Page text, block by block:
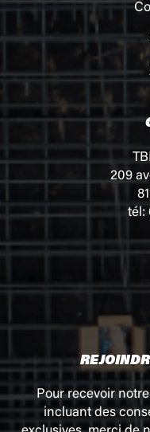
209
tél:
Pour recevoir
incluant des